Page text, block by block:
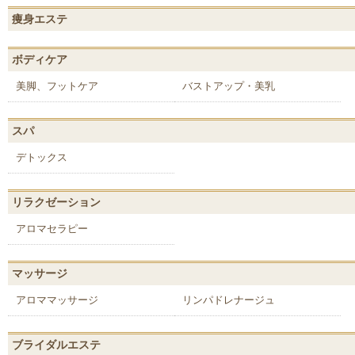
痩身エステ
ボディケア
美脚、フットケア バストアップ・美乳
スパ
デトックス
リラクゼーション
アロマセラピー
マッサージ
アロママッサージ リンパドレナージュ
ブライダルエステ